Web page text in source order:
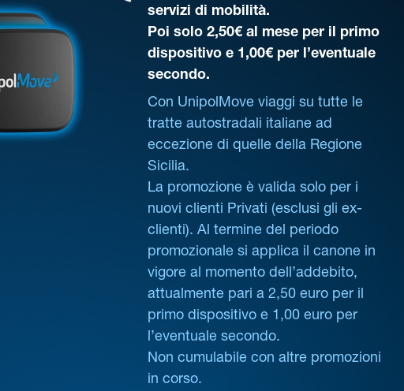
servizi di mobilità.
Poi solo 2,50€ al mese per il primo
dispositivo e 1,00€ per l’eventuale
secondo.
Con UnipolMove viaggi su tutte le
tratte autostradali italiane ad
eccezione di quelle della Regione
Sicilia.
La promozione è valida solo per i
nuovi clienti Privati (esclusi gli ex-
clienti). Al termine del periodo
promozionale si applica il canone in
vigore al momento dell’addebito,
attualmente pari a 2,50 euro per il
primo dispositivo e 1,00 euro per
l’eventuale secondo.
Non cumulabile con altre promozioni
in corso.